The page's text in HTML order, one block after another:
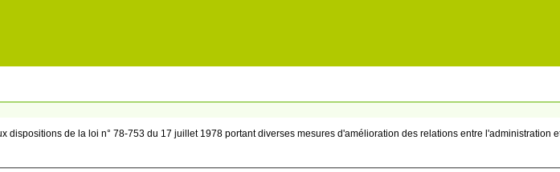
de la loi n° 78-753 du 17 juillet 1978 portant diverses mesures d'amélioration des relations entre l'administration